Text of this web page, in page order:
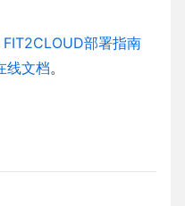
FIT2CLOUD部署指南
线文档。